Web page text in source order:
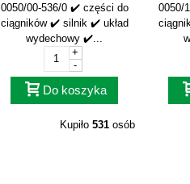
0050/00-536/0 ✔️ części do
ciągników ✔️ silnik ✔️ układ
wydechowy ✔️...
-
+
Do koszyka
Kupiło 531 osób
0050/